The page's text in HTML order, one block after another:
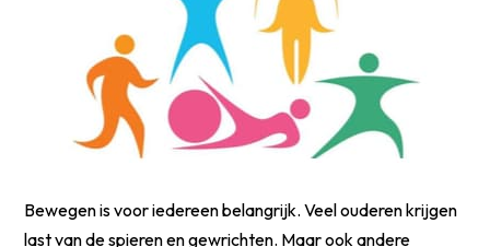
Bewegen is voor iedereen belangrijk. Veel ouderen krijgen
last van de spieren en gewrichten. Maar ook andere